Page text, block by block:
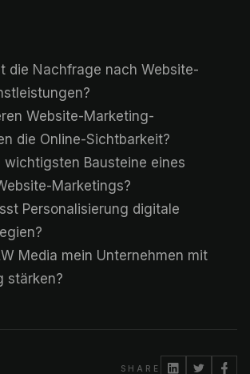
die Nachfrage nach Website-
Website-Marketing-
die Online-Sichtbarkeit?
wichtigsten Bausteine eines
Marketings?
Personalisierung digitale
Media mein Unternehmen mit
stärken?
SHARE